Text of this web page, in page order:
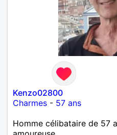
Kenzo02800
Charmes - 57 ans
Homme célibataire de 57